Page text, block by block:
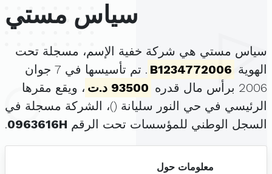
سياس مستي
سياس مستي هي شركة خفية الإسم، مسجلة تحت
الهوية B1234772006
. تم تأسيسها في 7 جوان
2006 برأس مال قدره
93500 د.ت
، ويقع مقرها
الرئيسي في حي النور سليانة ()، الشركة مسجلة في
السجل الوطني للمؤسسات تحت الرقم 0963616H
.
معلومات حول